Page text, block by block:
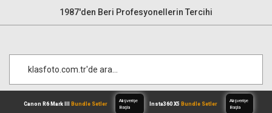
1987'den Beri Profesyonellerin Tercihi